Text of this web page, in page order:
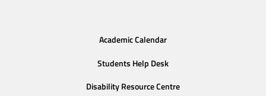
Academic Calendar
Students Help Desk
Disability Resource Centre